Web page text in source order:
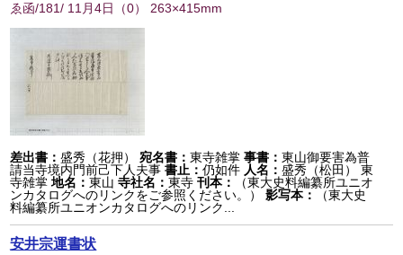
ゑ函/181/ 11月4日 （0） 263×415mm
差出書：盛秀（花押） 宛名書：東寺雑掌 事書：東山御要害為普
請当寺境内門前己下人夫事書止：仍如件 人名：盛秀（松田） 東
寺雑掌 地名：東山 寺社名：東寺 刊本：
（東大史料編纂所ユニオ
ンカタログへのリンクをご参照ください。）
影写本：
（東大史
料編纂所ユニオンカタログへのリンク...
安井宗運書状